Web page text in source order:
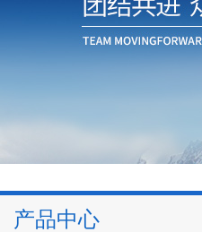
产品中心